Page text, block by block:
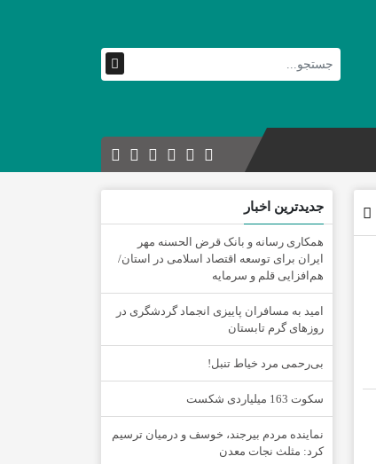
جدیدترین اخبار
همکاری رسانه و بانک قرض الحسنه مهر
ایران برای توسعه اقتصاد اسلامی در استان/
هم‌افزایی قلم و سرمایه
امید به مسافران پاییزی انجماد گردشگری در
روزهای گرم تابستان
‌بی‌رحمی مرد خیاط تنبل!
سکوت 163 میلیاردی شکست
نماینده مردم بیرجند، خوسف و درمیان ترسیم
کرد: مثلث نجات معدن